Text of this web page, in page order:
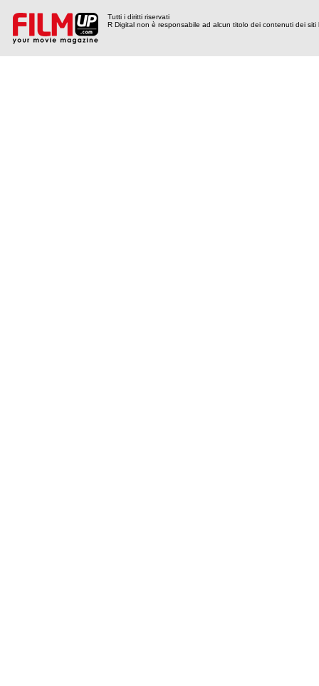
Tutti i diritti riservati
R Digital non è responsabile ad alcun titolo dei contenuti dei siti